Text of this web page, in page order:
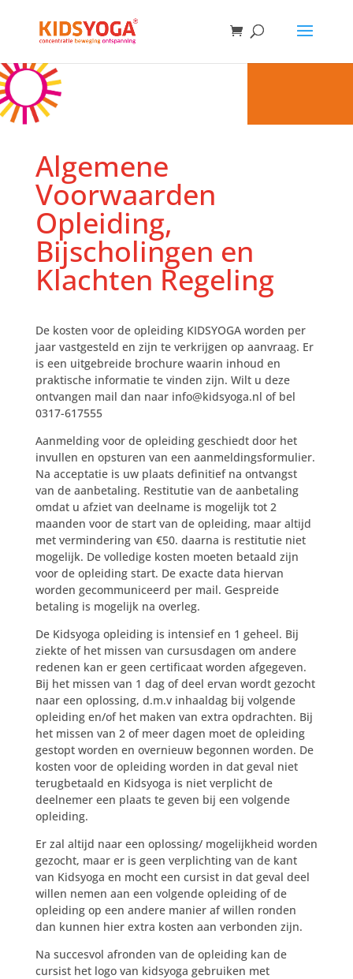
Algemene
Voorwaarden
Opleiding,
Bijscholingen en
Klachten Regeling
De kosten voor de opleiding KIDSYOGA worden per
jaar vastgesteld en zijn te verkrijgen op aanvraag. Er
is een uitgebreide brochure waarin inhoud en
praktische informatie te vinden zijn. Wilt u deze
ontvangen mail dan naar info@kidsyoga.nl of bel
0317-617555
Aanmelding voor de opleiding geschiedt door het
invullen en opsturen van een aanmeldingsformulier.
Na acceptatie is uw plaats definitief na ontvangst
van de aanbetaling. Restitutie van de aanbetaling
omdat u afziet van deelname is mogelijk tot 2
maanden voor de start van de opleiding, maar altijd
met vermindering van €50. daarna is restitutie niet
mogelijk. De volledige kosten moeten betaald zijn
voor de opleiding start. De exacte data hiervan
worden gecommuniceerd per mail. Gespreide
betaling is mogelijk na overleg.
De Kidsyoga opleiding is intensief en 1 geheel. Bij
ziekte of het missen van cursusdagen om andere
redenen kan er geen certificaat worden afgegeven.
Bij het missen van 1 dag of deel ervan wordt gezocht
naar een oplossing, d.m.v inhaaldag bij volgende
opleiding en/of het maken van extra opdrachten. Bij
het missen van 2 of meer dagen moet de opleiding
gestopt worden en overnieuw begonnen worden. De
kosten voor de opleiding worden in dat geval niet
terugbetaald en Kidsyoga is niet verplicht de
deelnemer een plaats te geven bij een volgende
opleiding.
Er zal altijd naar een oplossing/ mogelijkheid worden
gezocht, maar er is geen verplichting van de kant
van Kidsyoga en mocht een cursist in dat geval deel
willen nemen aan een volgende opleiding of de
opleiding op een andere manier af willen ronden
dan kunnen hier extra kosten aan verbonden zijn.
Na succesvol afronden van de opleiding kan de
cursist het logo van kidsyoga gebruiken met